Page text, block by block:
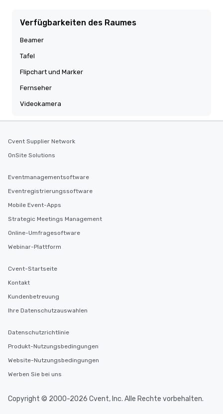
Verfügbarkeiten des Raumes
Beamer
Tafel
Flipchart und Marker
Fernseher
Videokamera
Cvent Supplier Network
OnSite Solutions
Eventmanagementsoftware
Eventregistrierungssoftware
Mobile Event-Apps
Strategic Meetings Management
Online-Umfragesoftware
Webinar-Plattform
Cvent-Startseite
Kontakt
Kundenbetreuung
Ihre Datenschutzauswahlen
Datenschutzrichtlinie
Produkt-Nutzungsbedingungen
Website-Nutzungsbedingungen
Werben Sie bei uns
Copyright © 2000-2026 Cvent, Inc. Alle Rechte vorbehalten.